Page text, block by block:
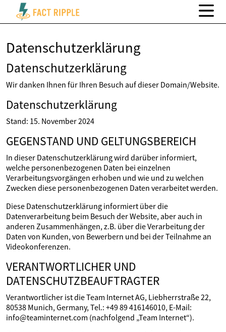
Datenschutzerklärung
Datenschutzerklärung
Wir danken Ihnen für Ihren Besuch auf dieser Domain/Website.
Datenschutzerklärung
Stand: 15. November 2024
GEGENSTAND UND GELTUNGSBEREICH
In dieser Datenschutzerklärung wird darüber informiert,
welche personenbezogenen Daten bei einzelnen
Verarbeitungsvorgängen erhoben und wie und zu welchen
Zwecken diese personenbezogenen Daten verarbeitet werden.
Diese Datenschutzerklärung informiert über die
Datenverarbeitung beim Besuch der Website, aber auch in
anderen Zusammenhängen, z.B. über die Verarbeitung der
Daten von Kunden, von Bewerbern und bei der Teilnahme an
Videokonferenzen.
VERANTWORTLICHER UND
DATENSCHUTZBEAUFTRAGTER
Verantwortlicher ist die Team Internet AG, Liebherrstraße 22,
80538 Munich, Germany, Tel.: +49 89 416146010, E-Mail:
info@teaminternet.com (nachfolgend „Team Internet“).